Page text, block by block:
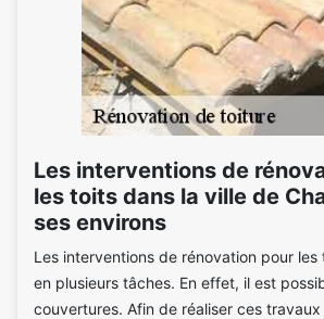
Les interventions de
les toits dans la ville de
ses environs
Les interventions de rénovation pour
en plusieurs tâches. En effet, il est
couvertures. Afin de réaliser ces